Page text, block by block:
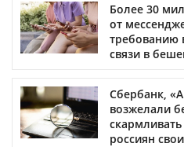
Более 30
от
требованию
связи в
Сбербанк,
возжелали
россиян